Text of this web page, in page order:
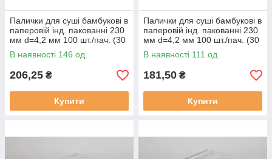
Палички для суші бамбукові в
паперовій інд. пакованні 230
мм d=4,2 мм 100 шт./пач. (30
уп./ялій) БУРИЙ (1 пачка)
В наявності 146 од.
206,25 ₴
Купити
Палички для суші бамбукові в
паперовій інд. пакованні 230
мм d=4,2 мм 100 шт./пач. (30
уп./яск) БАМБУК (1 пачка)
В наявності 111 од.
181,50 ₴
Купити